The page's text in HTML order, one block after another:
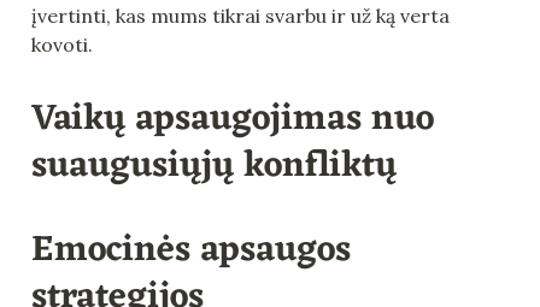
įvertinti, kas mums tikrai svarbu ir už ką verta
kovoti.
Vaikų apsaugojimas nuo
suaugusiųjų konfliktų
Emocinės apsaugos